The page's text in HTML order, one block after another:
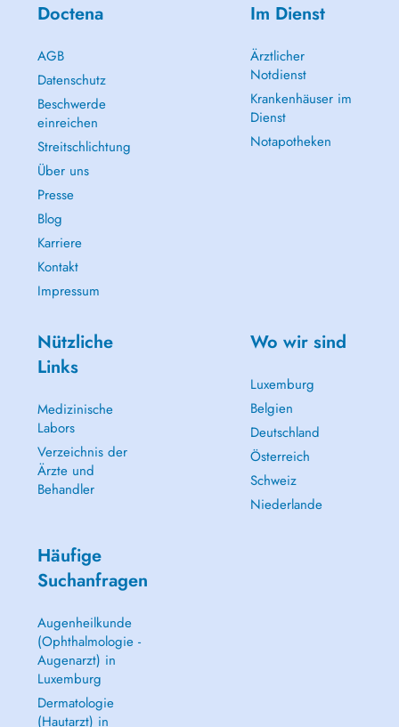
Doctena
AGB
Datenschutz
Beschwerde
einreichen
Streitschlichtung
Über uns
Presse
Blog
Karriere
Kontakt
Impressum
Im Dienst
Ärztlicher
Notdienst
Krankenhäuser im
Dienst
Notapotheken
Nützliche
Links
Medizinische
Labors
Verzeichnis der
Ärzte und
Behandler
Wo wir sind
Luxemburg
Belgien
Deutschland
Österreich
Schweiz
Niederlande
Häufige
Suchanfragen
Augenheilkunde
(Ophthalmologie -
Augenarzt) in
Luxemburg
Dermatologie
(Hautarzt) in